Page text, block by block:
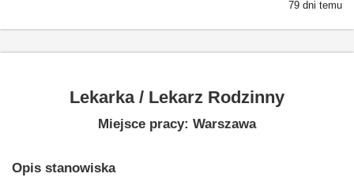
79 dni temu
Lekarka / Lekarz Rodzinny
Miejsce pracy: Warszawa
Opis stanowiska